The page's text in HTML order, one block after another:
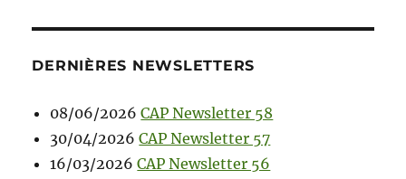
DERNIÈRES NEWSLETTERS
08/06/2026 CAP Newsletter 58
30/04/2026 CAP Newsletter 57
16/03/2026 CAP Newsletter 56